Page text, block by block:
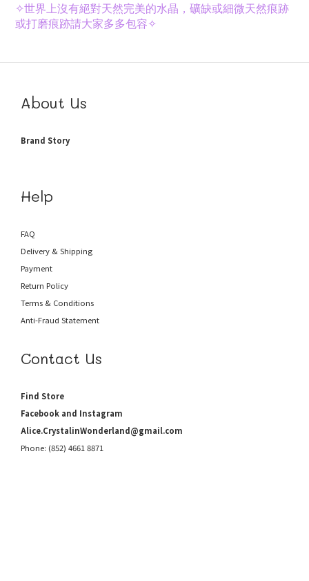
✧世界上沒有絕對天然完美的水晶，礦缺或細微天然痕跡
或打磨痕跡請大家多多包容✧
About Us
Brand Story
Help
FAQ
Delivery & Shipping
Payment
Return Policy
Terms & Conditions
Anti-Fraud Statement
Contact Us
Find Store
Facebook and Instagram
Alice.CrystalinWonderland@gmail.com
Phone: (852) 4661 8871